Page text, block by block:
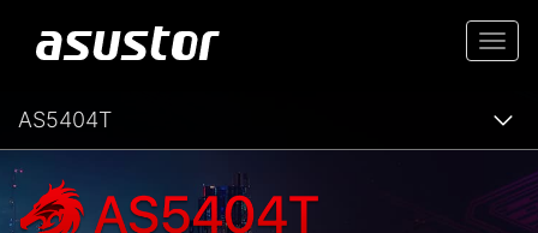
AS5404T